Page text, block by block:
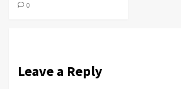
0
Leave a Reply